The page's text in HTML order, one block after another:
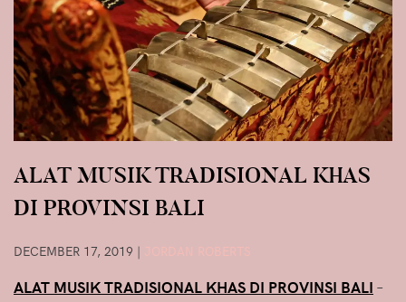
ALAT MUSIK TRADISIONAL KHAS
DI PROVINSI BALI
DECEMBER 17, 2019 | JORDAN ROBERTS
ALAT MUSIK TRADISIONAL KHAS DI PROVINSI BALI –